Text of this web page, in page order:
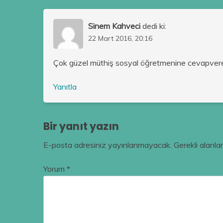
Sinem Kahveci dedi ki:
22 Mart 2016, 20:16
Çok güzel müthiş sosyal öğretmenine
Yanıtla
Bir yanıt yazın
E-posta adresiniz yayınlanmayacak. Gerekli alanlar
Yorum *